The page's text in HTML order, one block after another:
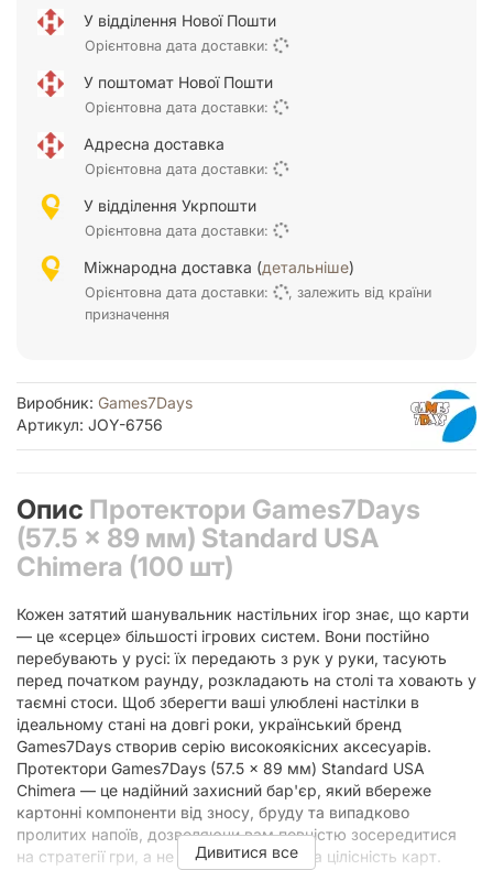
У відділення Нової Пошти
Орієнтовна дата доставки:
У поштомат Нової Пошти
Орієнтовна дата доставки:
Адресна доставка
Орієнтовна дата доставки:
У відділення Укрпошти
Орієнтовна дата доставки:
Міжнародна доставка (детальніше)
Орієнтовна дата доставки:
, залежить від країни
призначення
Виробник: Games7Days
Артикул: JOY-6756
Опис Протектори Games7Days
(57.5 x 89 мм) Standard USA
Chimera (100 шт)
Кожен затятий шанувальник настільних ігор знає, що карти
— це «серце» більшості ігрових систем. Вони постійно
перебувають у русі: їх передають з рук у руки, тасують
перед початком раунду, розкладають на столі та ховають у
таємні стоси. Щоб зберегти ваші улюблені настілки в
ідеальному стані на довгі роки, український бренд
Games7Days створив серію високоякісних аксесуарів.
Протектори Games7Days (57.5 x 89 мм) Standard USA
Chimera — це надійний захисний бар'єр, який вбереже
картонні компоненти від зносу, бруду та випадково
пролитих напоїв, дозволяючи вам повністю зосередитися
на стратегії гри, а не на хвилюваннях за цілісність карт.
Дивитися все